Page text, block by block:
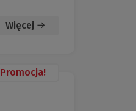
Więcej
Promocja!